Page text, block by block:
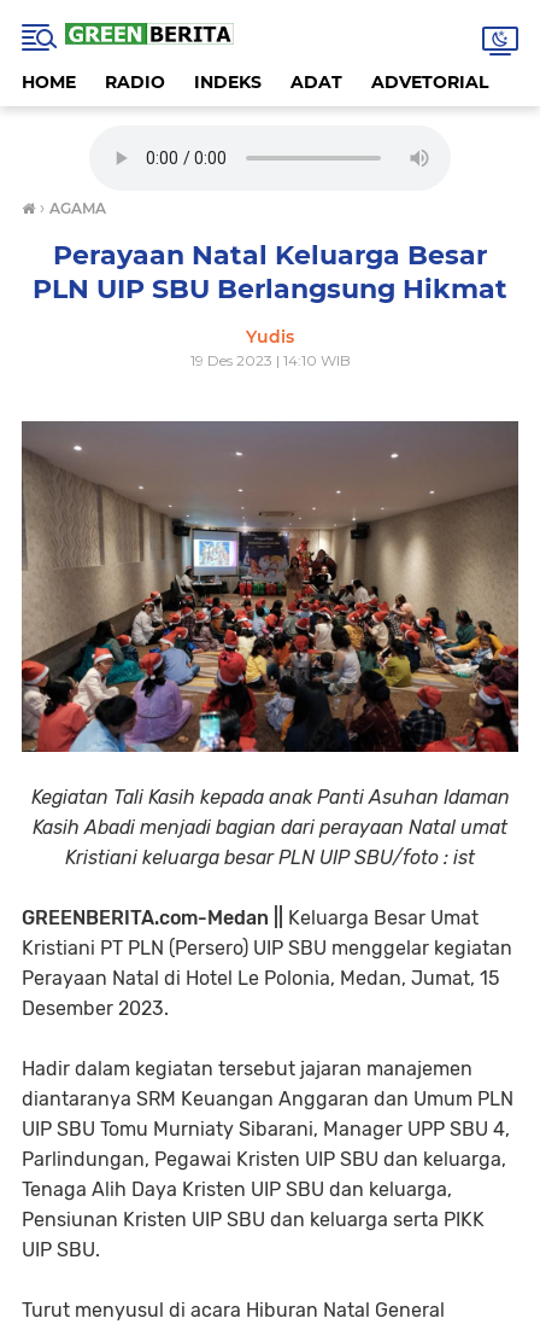
HOME RADIO INDEKS ADAT ADVETORIAL
› AGAMA
Perayaan Natal Keluarga Besar
PLN UIP SBU Berlangsung Hikmat
Yudis
19 Des 2023 | 14:10 WIB
Kegiatan Tali Kasih kepada anak Panti Asuhan Idaman
Kasih Abadi menjadi bagian dari perayaan Natal umat
Kristiani keluarga besar PLN UIP SBU/foto : ist
GREENBERITA.com-Medan ||
Keluarga Besar Umat
Kristiani PT PLN (Persero) UIP SBU menggelar kegiatan
Perayaan Natal di Hotel Le Polonia, Medan, Jumat, 15
Desember 2023.
Hadir dalam kegiatan tersebut jajaran manajemen
diantaranya SRM Keuangan Anggaran dan Umum PLN
UIP SBU Tomu Murniaty Sibarani, Manager UPP SBU 4,
Parlindungan, Pegawai Kristen UIP SBU dan keluarga,
Tenaga Alih Daya Kristen UIP SBU dan keluarga,
Pensiunan Kristen UIP SBU dan keluarga serta PIKK
UIP SBU.
Turut menyusul di acara Hiburan Natal General